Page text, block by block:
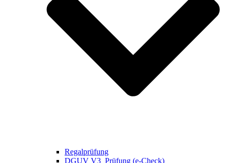
Regalprüfung
DGUV V3 Prüfung (e-Check)